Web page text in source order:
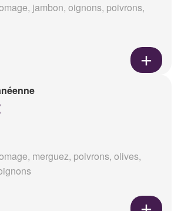
jambon, oignons, poivrons,
merguez, poivrons, olives,